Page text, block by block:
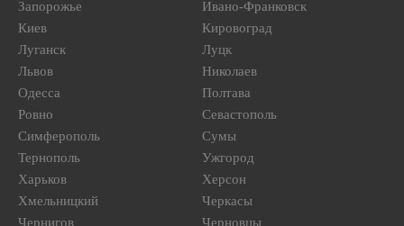
Запорожье
Ивано-Франковск
Киев
Кировоград
Луганск
Луцк
Львов
Николаев
Одесса
Полтава
Ровно
Севастополь
Симферополь
Сумы
Тернополь
Ужгород
Харьков
Херсон
Хмельницкий
Черкасы
Чернигов
Черновцы